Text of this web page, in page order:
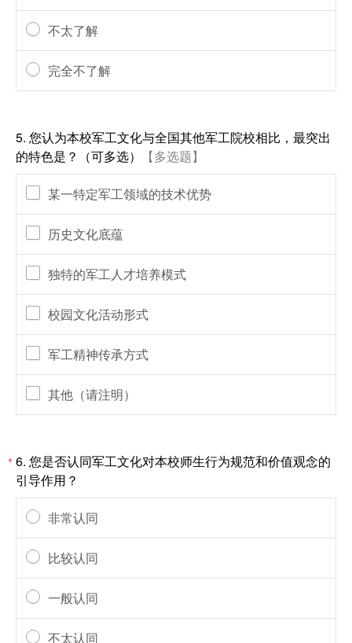
不太了解
完全不了解
5. 您认为本校军工文化与全国其他军工院校相比，最突出
的特色是？（可多选）
【多选题】
某一特定军工领域的技术优势
历史文化底蕴
独特的军工人才培养模式
校园文化活动形式
军工精神传承方式
其他（请注明）
*6. 您是否认同军工文化对本校师生行为规范和价值观念的
引导作用？
非常认同
比较认同
一般认同
不太认同